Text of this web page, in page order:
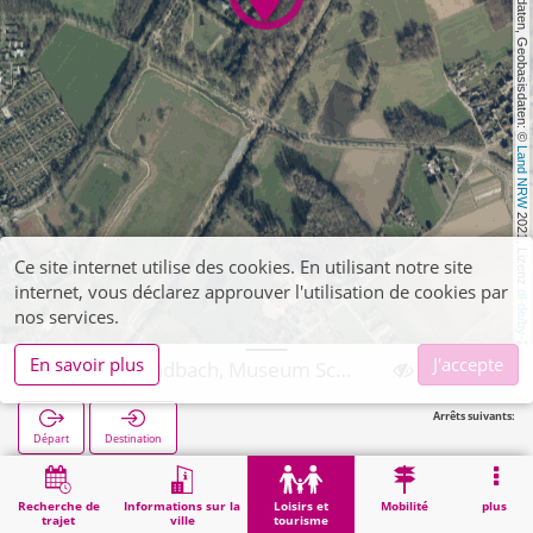
, Kartendaten, Geobasisdaten: ©
Land NRW
2021, Lizenz
dl-de/by-2-0
Recherche de
trajet
Informations sur la
ville
Loisirs et
tourisme
Mobilité plus
Départ Destination
Arrêts suivants:
Démarrage Loisirs et tourisme Mönchengladbach, Museum Schloss Rheydt
Ce site internet utilise des cookies. En utilisant notre site
internet, vous déclarez approuver l'utilisation de cookies par
nos services.
En savoir plus
J'accepte